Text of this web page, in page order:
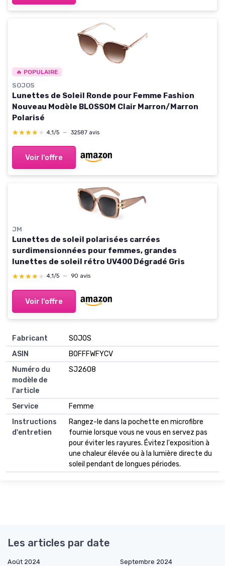
🔥 POPULAIRE
SOJOS
Lunettes de Soleil Ronde pour Femme Fashion
Nouveau Modèle BLOSSOM Clair Marron/Marron
Polarisé
★★★★★
★★★★★ 4,1/5 — 32587 avis
Voir l'offre
JM
Lunettes de soleil polarisées carrées
surdimensionnées pour femmes, grandes
lunettes de soleil rétro UV400 Dégradé Gris
★★★★★
★★★★★ 4,1/5 — 90 avis
Voir l'offre
Fabricant
SOJOS
ASIN
B0FFFWFYCV
Numéro du
modèle de
l'article
SJ2608
Service
Femme
Instructions
d'entretien
Rangez-le dans la pochette en microfibre
fournie lorsque vous ne vous en servez pas
pour éviter les rayures. Évitez l'exposition à
une chaleur élevée ou à la lumière directe du
soleil pendant de longues périodes.
Les articles par date
Août 2024
Septembre 2024